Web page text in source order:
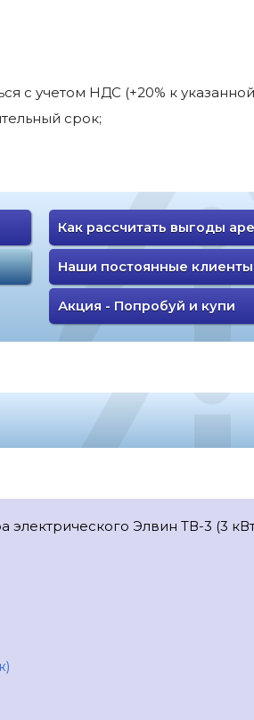
с учетом НДС (+20% к
срок;
Как рассчитать выгоды
Наши постоянные клиенты
Акция - Попробуй и купи
электрического Элвин ТВ-3 (3